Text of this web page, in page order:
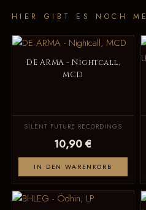
HIER GIBT ES NOCH
DE ARMA - Nightcall,
MCD
SILENT FUTURE RECORDINGS
10,90 €
IN DEN WARENKORB